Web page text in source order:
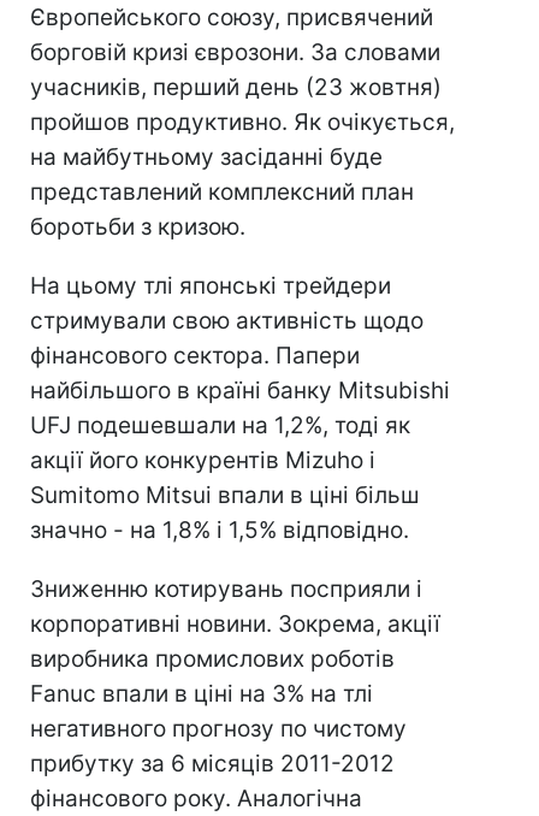
Європейського союзу, присвячений
борговій кризі єврозони. За словами
учасників, перший день (23 жовтня)
пройшов продуктивно. Як очікується,
на майбутньому засіданні буде
представлений комплексний план
боротьби з кризою.
На цьому тлі японські трейдери
стримували свою активність щодо
фінансового сектора. Папери
найбільшого в країні банку Mitsubishi
UFJ подешевшали на 1,2%, тоді як
акції його конкурентів Mizuho і
Sumitomo Mitsui впали в ціні більш
значно - на 1,8% і 1,5% відповідно.
Зниженню котирувань посприяли і
корпоративні новини. Зокрема, акції
виробника промислових роботів
Fanuc впали в ціні на 3% на тлі
негативного прогнозу по чистому
прибутку за 6 місяців 2011-2012
фінансового року. Аналогічна